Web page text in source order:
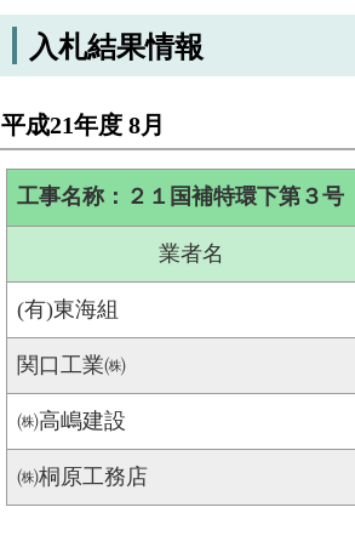
入札結果情報
平成21年度 8月
工事名称：２１国補特環下第３
業者名
(有)東海組
関口工業㈱
㈱高嶋建設
㈱桐原工務店